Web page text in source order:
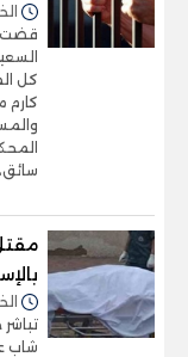
الخميس
قضت
كل
كارم
الخميس
شاب